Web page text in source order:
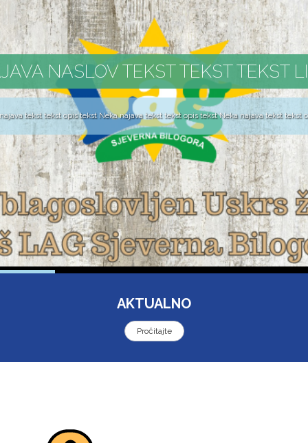
NASLOV TEKST TEKST TEKST
tekst tekst opis tekst Neka najava tekst tekst opis tekst Neka najava tekst tekst
AKTUALNO
Pročitajte